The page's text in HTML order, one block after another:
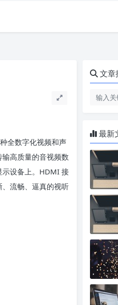
全数字化视频和声
高质量的音视频数
示设备上。HDMI 接
流畅、逼真的视听
文章
最新